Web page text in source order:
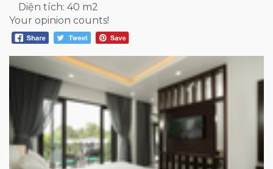
Diện tích: 40 m2
Your opinion counts!